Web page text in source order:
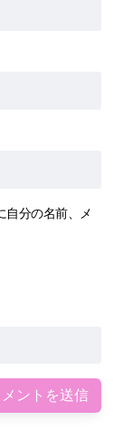
自分の名前、メ